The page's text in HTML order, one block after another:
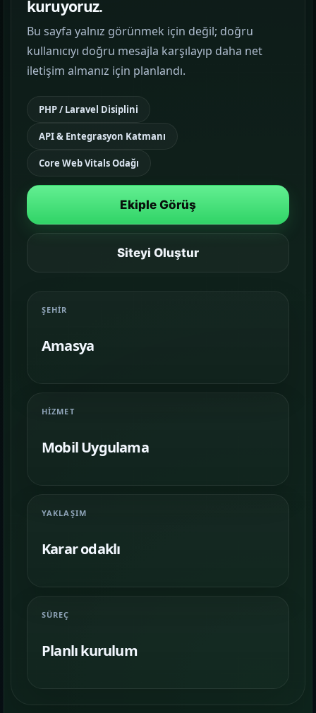
ARAMA GÖRÜNÜRLÜĞÜ
Google Reklam Yönetimi
Sosyal Medya Yönetimi
MARKA İLETIŞIMI
03 Temalar
Sektörünüze uygun hazır yapı ve demo
04 Paketler
Kurulum, içerik ve teslim kapsamını daha net
İletişim
kuruyoruz.
Bu sayfa yalnız görünmek için değil; doğru
kullanıcıyı doğru mesajla karşılayıp daha net
iletişim almanız için planlandı.
PHP / Laravel Disiplini
API & Entegrasyon Katmanı
Core Web Vitals Odağı
Ekiple Görüş
Siteyi Oluştur
ŞEHIR
Amasya
HIZMET
Mobil Uygulama
YAKLAŞIM
Karar odaklı
SÜREÇ
Planlı kurulum